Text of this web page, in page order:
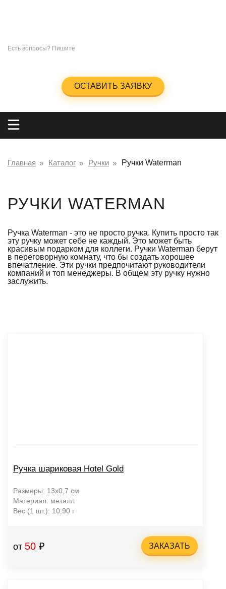
Есть вопросы? Пишите
ОСТАВИТЬ ЗАЯВКУ
Главная Каталог Ручки Ручки Waterman
РУЧКИ WATERMAN
Ручка Waterman - это не просто ручка. Купить просто так
эту ручку может себе не каждый. Это может быть
красивым подарком для коллеги. Ручки Waterman берут
в переговорную комнату, что бы создать хорошее
впечатление. Эти ручки предпочитают руководители
компаний и топ менеджеры. В общем эту ручку нужно
заслужить.
Ручка шариковая Hotel Gold
Размеры: 13х0,7 см
Материал: металл
Вес (1 шт.): 10,90 г
от 50 ₽ ЗАКАЗАТЬ